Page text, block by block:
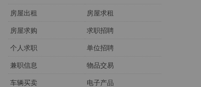
房屋出租 房屋求租
房屋求购 求职招聘
个人求职 单位招聘
兼职信息 物品交易
车辆买卖 电子产品